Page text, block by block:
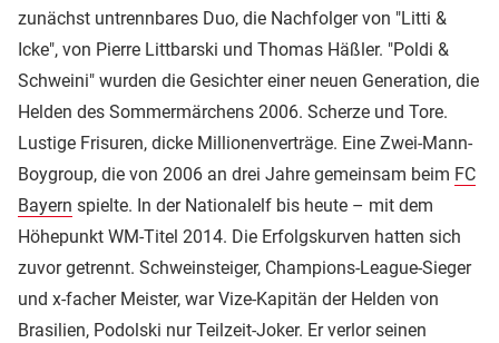
zunächst untrennbares Duo, die Nachfolger von "Litti &
Icke", von Pierre Littbarski und Thomas Häßler. "Poldi &
Schweini" wurden die Gesichter einer neuen Generation, die
Helden des Sommermärchens 2006. Scherze und Tore.
Lustige Frisuren, dicke Millionenverträge. Eine Zwei-Mann-
Boygroup, die von 2006 an drei Jahre gemeinsam beim FC
Bayern spielte. In der Nationalelf bis heute – mit dem
Höhepunkt WM-Titel 2014. Die Erfolgskurven hatten sich
zuvor getrennt. Schweinsteiger, Champions-League-Sieger
und x-facher Meister, war Vize-Kapitän der Helden von
Brasilien, Podolski nur Teilzeit-Joker. Er verlor seinen